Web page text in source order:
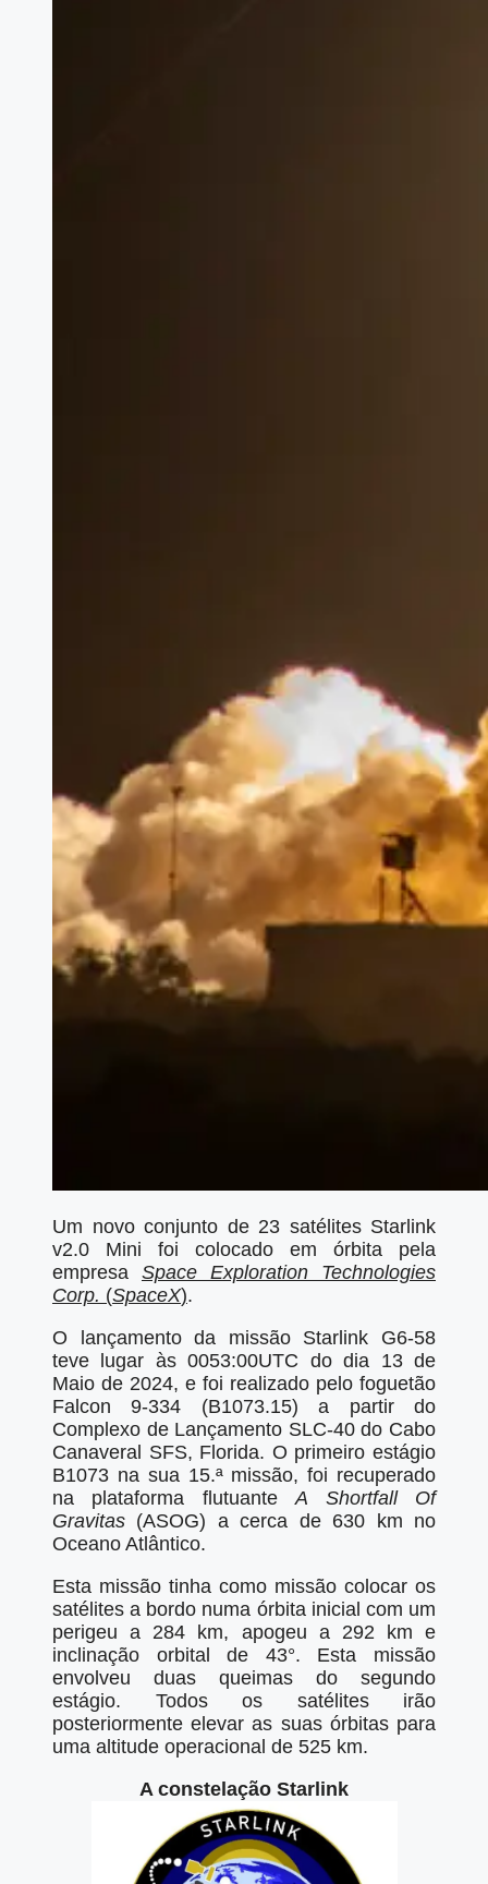
Um novo conjunto de 23 satélites Starlink
v2.0 Mini foi colocado em órbita pela
empresa Space Exploration Technologies
Corp. (SpaceX).
O lançamento da missão Starlink G6-58
teve lugar às 0053:00UTC do dia 13 de
Maio de 2024, e foi realizado pelo foguetão
Falcon 9-334 (B1073.15) a partir do
Complexo de Lançamento SLC-40 do Cabo
Canaveral SFS, Florida. O primeiro estágio
B1073 na sua 15.ª missão, foi recuperado
na plataforma flutuanteA Shortfall Of
Gravitas (ASOG) a cerca de 630 km no
Oceano Atlântico.
Esta missão tinha como missão colocar os
satélites a bordo numa órbita inicial com um
perigeu a 284 km, apogeu a 292 km e
inclinação orbital de 43°. Esta missão
envolveu duas queimas do segundo
estágio. Todos os satélites irão
posteriormente elevar as suas órbitas para
uma altitude operacional de 525 km.
A constelação Starlink